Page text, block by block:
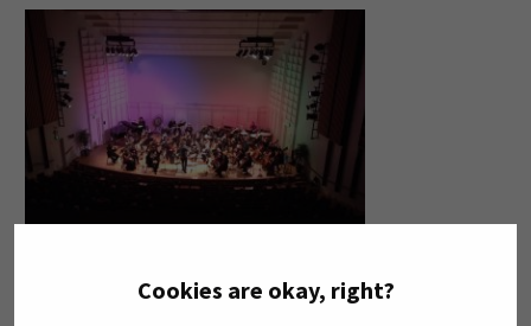
Cookies are okay, right?
Seinäjokisali soveltuu monenlaisten